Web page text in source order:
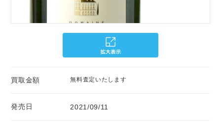
買取金額 無料査定いたします
発売日 2021/09/11